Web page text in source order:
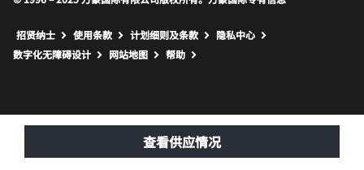
查看供应情况
招贤纳士 使用条款 计划细则及条款
隐私中心
数字化无障碍设计
网站地图 打开新窗口
帮助